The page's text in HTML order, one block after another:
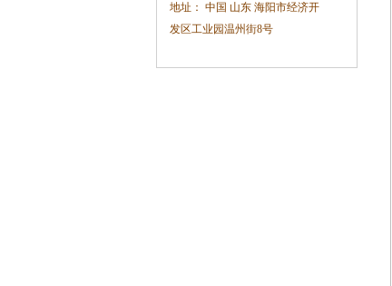
地址： 中国 山东 海阳市经济开
发区工业园温州街8号